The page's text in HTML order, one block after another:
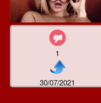
1
30/07/2021